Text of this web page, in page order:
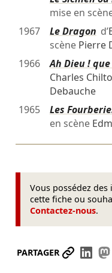
mise en
1967
Le Dragon d’
scène Pierre
1966
Ah Dieu !
Charles
Debauche
1965
Les
en scène
Vous possédez
cette fiche ou
Contactez-nous.
PARTAGER